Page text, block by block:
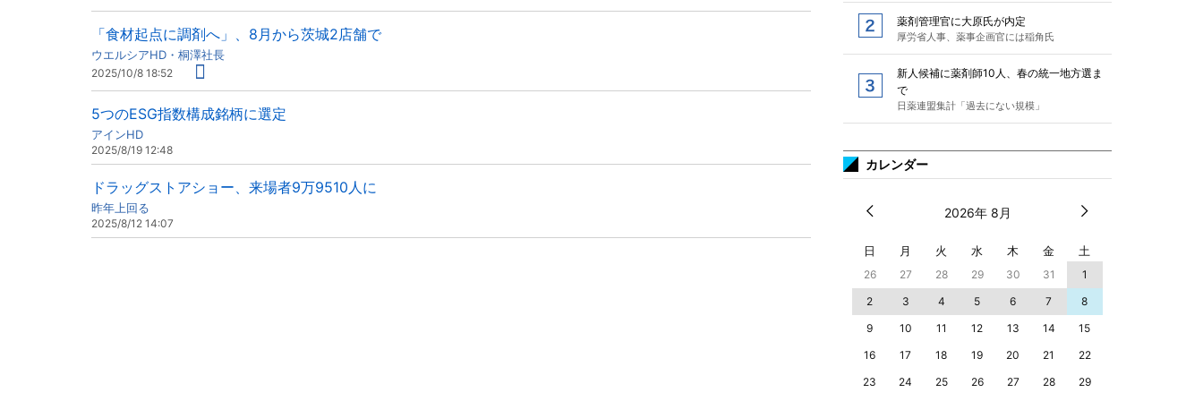
「食材起点に調剤へ」、8月から茨城2店舗で
ウエルシアHD・桐澤社長
2025/10/8 18:52
5つのESG指数構成銘柄に選定
アインHD
2025/8/19 12:48
ドラッグストアショー、来場者9万9510人に
昨年上回る
2025/8/12 14:07
薬剤管理官に大原氏が内定
厚労省人事、薬事企画官には稲角氏
新人候補に薬剤師10人、春の統一地方選ま
で
日薬連盟集計「過去にない規模」
カレンダー
2026年 8月
日 月 火 水 木 金 土
26 27 28 29 30 31
1
2
3 4 5 6 7
8
9
10 11 12 13 14
15
16
17 18 19 20 21
22
23
24 25 26 27 28
29